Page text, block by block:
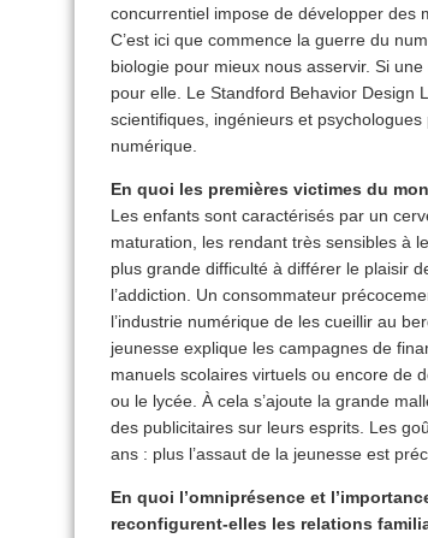
concurrentiel impose de développer des
C’est ici que commence la guerre du
biologie pour mieux nous asservir. Si
pour elle. Le Standford Behavior Design
scientifiques, ingénieurs et
numérique.
En quoi les premières victimes du
Les enfants sont caractérisés par un
maturation, les rendant très sensibles à
plus grande difficulté à différer le plaisir
l’addiction. Un consommateur
l’industrie numérique de les cueillir au
jeunesse explique les campagnes de
manuels scolaires virtuels ou encore de
ou le lycée. À cela s’ajoute la grande
des publicitaires sur leurs esprits. Les
ans : plus l’assaut de la jeunesse est
En quoi l’omniprésence et
reconfigurent-elles les relations